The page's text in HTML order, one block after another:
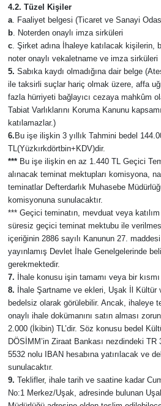
4.2. Tüzel Kişiler
a. Faaliyet belgesi (Ticaret ve Sanayi
b. Noterden onaylı imza sirküleri
c. Şirket adına İhaleye katılacak kişilerin,
noter onaylı vekaletname ve imza sirküleri
5. Sabıka kaydı olmadığına dair belge
ile taksirli suçlar hariç olmak üzere, affa
fazla hürriyeti bağlayıcı cezaya mahkûm
Tabiat Varlıklarını Koruma Kanunu
katılamazlar.)
6. Bu işe ilişkin 3 yıllık Tahmini bedel
TL(Yüzkırkdörtbin+KDV)dir.
*** Bu işe ilişkin en az 1.440 TL Geçici
alınacak teminat mektupları komisyona,
teminatlar Defterdarlık Muhasebe
komisyonuna sunulacaktır.
*** Geçici teminatın, mevduat veya
süresiz geçici teminat mektubu ile
içeriğinin 2886 sayılı Kanunun 27.
yayınlamış Devlet İhale Genelgelerinde
gerekmektedir.
7. İhale konusu işin tamamı veya bir
8. İhale Şartname ve ekleri, Uşak İl Kültür
bedelsiz olarak görülebilir. Ancak, ihaleye
onaylı ihale dokümanını satın alması
2.000 (İkibin) TL’dir. Söz konusu bedel
DÖSİMM’in Ziraat Bankası nezdindeki
5532 nolu IBAN hesabına yatırılacak ve
sunulacaktır.
9. Teklifler, ihale tarih ve saatine kadar
No:1 Merkez/Uşak, adresinde bulunan